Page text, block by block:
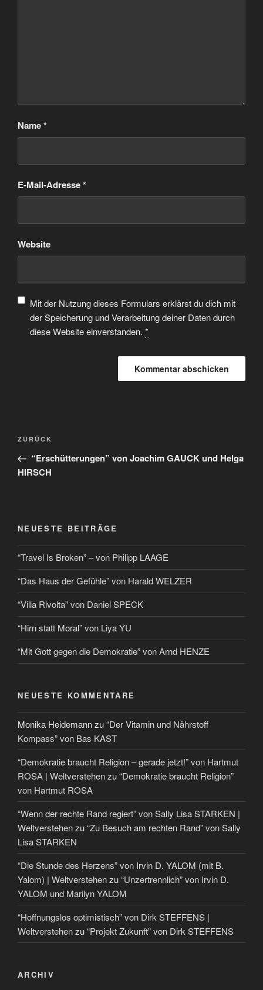
Name*
E-Mail-Adresse*
Website
Mit der Nutzung dieses Formulars erklärst du dich mit
der Speicherung und Verarbeitung deiner Daten durch
diese Website einverstanden. *
ZURÜCK
“Erschütterungen” von Joachim GAUCK und Helga
HIRSCH
NEUESTE BEITRÄGE
“Travel Is Broken” – von Philipp LAAGE
“Das Haus der Gefühle” von Harald WELZER
“Villa Rivolta” von Daniel SPECK
“Hirn statt Moral” von Liya YU
“Mit Gott gegen die Demokratie” von Arnd HENZE
NEUESTE KOMMENTARE
Monika Heidemannzu“Der Vitamin und Nährstoff
Kompass” von Bas KAST
“Demokratie braucht Religion – gerade jetzt!” von Hartmut
ROSA | Weltverstehenzu“Demokratie braucht Religion”
von Hartmut ROSA
“Wenn der rechte Rand regiert” von Sally Lisa STARKEN |
Weltverstehenzu“Zu Besuch am rechten Rand” von Sally
Lisa STARKEN
“Die Stunde des Herzens” von Irvin D. YALOM (mit B.
Yalom) | Weltverstehenzu“Unzertrennlich” von Irvin D.
YALOM und Marilyn YALOM
“Hoffnungslos optimistisch” von Dirk STEFFENS |
Weltverstehenzu“Projekt Zukunft” von Dirk STEFFENS
ARCHIV